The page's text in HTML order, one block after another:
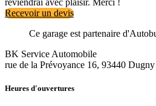
reviendrai avec plaisir. Merci !
Recevoir un devis
Ce garage est partenaire
BK Service Automobile
rue de la Prévoyance 16, 93440 Dugny
Heures d'ouvertures